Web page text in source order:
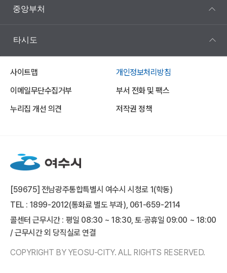
중앙부처
타시도
사이트맵
개인정보처리방침
이메일무단수집거부
부서 전화 및 팩스
누리집 개선 의견
저작권 정책
[59675] 전남광주통합특별시 여수시 시청로 1(학동)
TEL : 1899-2012(통화료 별도 부과), 061-659-2114
콜센터 근무시간 : 평일 08:30 ~ 18:30, 토·공휴일 09:00 ~ 18:00
/ 근무시간 외 당직실로 연결
COPYRIGHT BY YEOSU-CITY. ALL RIGHTS RESERVED.